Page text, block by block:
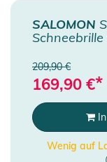
SALOMON
209,90 €
169,90 €*
Wenig auf